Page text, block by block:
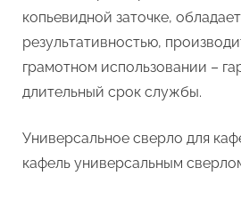
копьевидной заточке,
результативностью,
грамотном использовании –
длительный срок службы.
Универсальное сверло для
кафель универсальным